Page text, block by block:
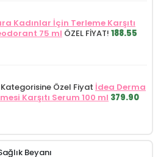
Kadınlar İçin Terleme Karşıtı
75 ml ÖZEL FİYAT! 188.55
Kategorisine Özel Fiyat İdea Derma
Karşıtı Serum 100 ml 379.90
Beyanı